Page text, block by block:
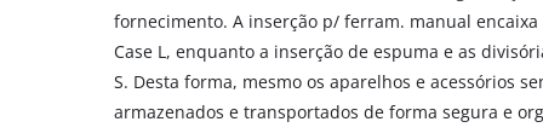
this
content
to
the
fornecimento. A inserção p/ ferram. manual
Case L, enquanto a inserção de espuma e as
S. Desta forma, mesmo os aparelhos e acessórios
armazenados e transportados de forma segura e